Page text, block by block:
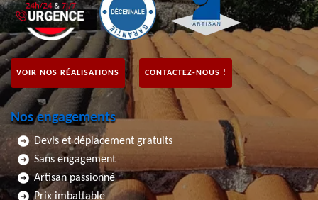
VOIR NOS RÉALISATIONS CONTACTEZ-NOUS !
Nos engagements
Devis et déplacement gratuits
Sans engagement
Artisan passionné
Prix imbattable